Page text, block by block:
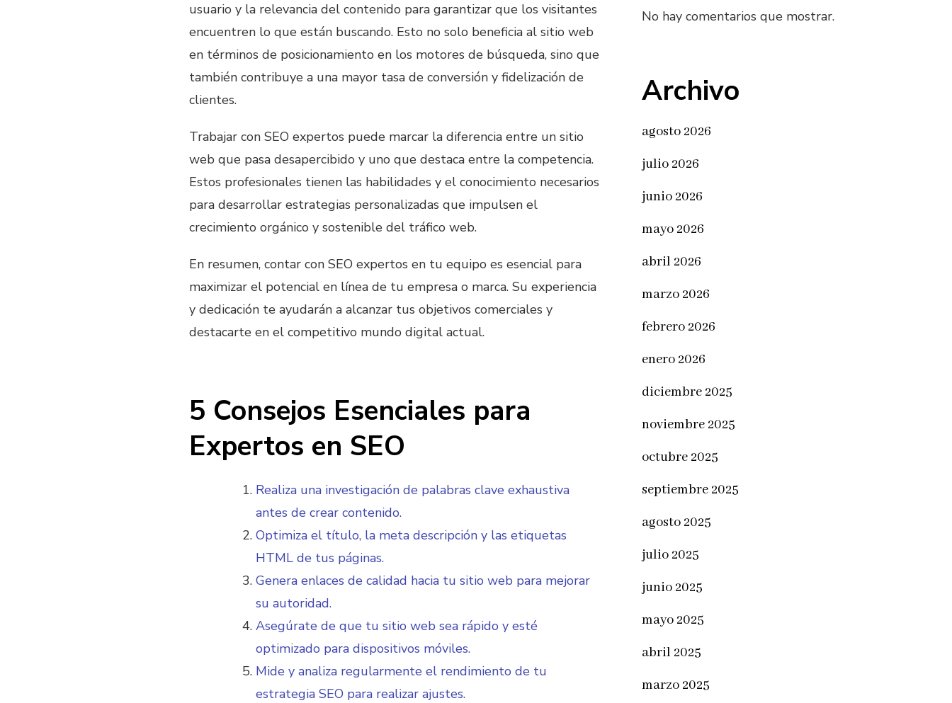
usuario y la relevancia del contenido para garantizar que los visitantes
encuentren lo que están buscando. Esto no solo beneficia al sitio web
en términos de posicionamiento en los motores de búsqueda, sino que
también contribuye a una mayor tasa de conversión y fidelización de
clientes.
Trabajar con SEO expertos puede marcar la diferencia entre un sitio
web que pasa desapercibido y uno que destaca entre la competencia.
Estos profesionales tienen las habilidades y el conocimiento necesarios
para desarrollar estrategias personalizadas que impulsen el
crecimiento orgánico y sostenible del tráfico web.
En resumen, contar con SEO expertos en tu equipo es esencial para
maximizar el potencial en línea de tu empresa o marca. Su experiencia
y dedicación te ayudarán a alcanzar tus objetivos comerciales y
destacarte en el competitivo mundo digital actual.
5 Consejos Esenciales para
Expertos en SEO
Realiza una investigación de palabras clave exhaustiva
antes de crear contenido.
Optimiza el título, la meta descripción y las etiquetas
HTML de tus páginas.
Genera enlaces de calidad hacia tu sitio web para mejorar
su autoridad.
Asegúrate de que tu sitio web sea rápido y esté
optimizado para dispositivos móviles.
Mide y analiza regularmente el rendimiento de tu
estrategia SEO para realizar ajustes.
No hay comentarios que mostrar.
Archivo
agosto 2026
julio 2026
junio 2026
mayo 2026
abril 2026
marzo 2026
febrero 2026
enero 2026
diciembre 2025
noviembre 2025
octubre 2025
septiembre 2025
agosto 2025
julio 2025
junio 2025
mayo 2025
abril 2025
marzo 2025